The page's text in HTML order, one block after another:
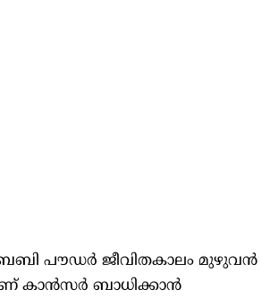
പൗഡർ ജീവിതകാലം മുഴുവൻ
കാൻസർ ബാധിക്കാൻ